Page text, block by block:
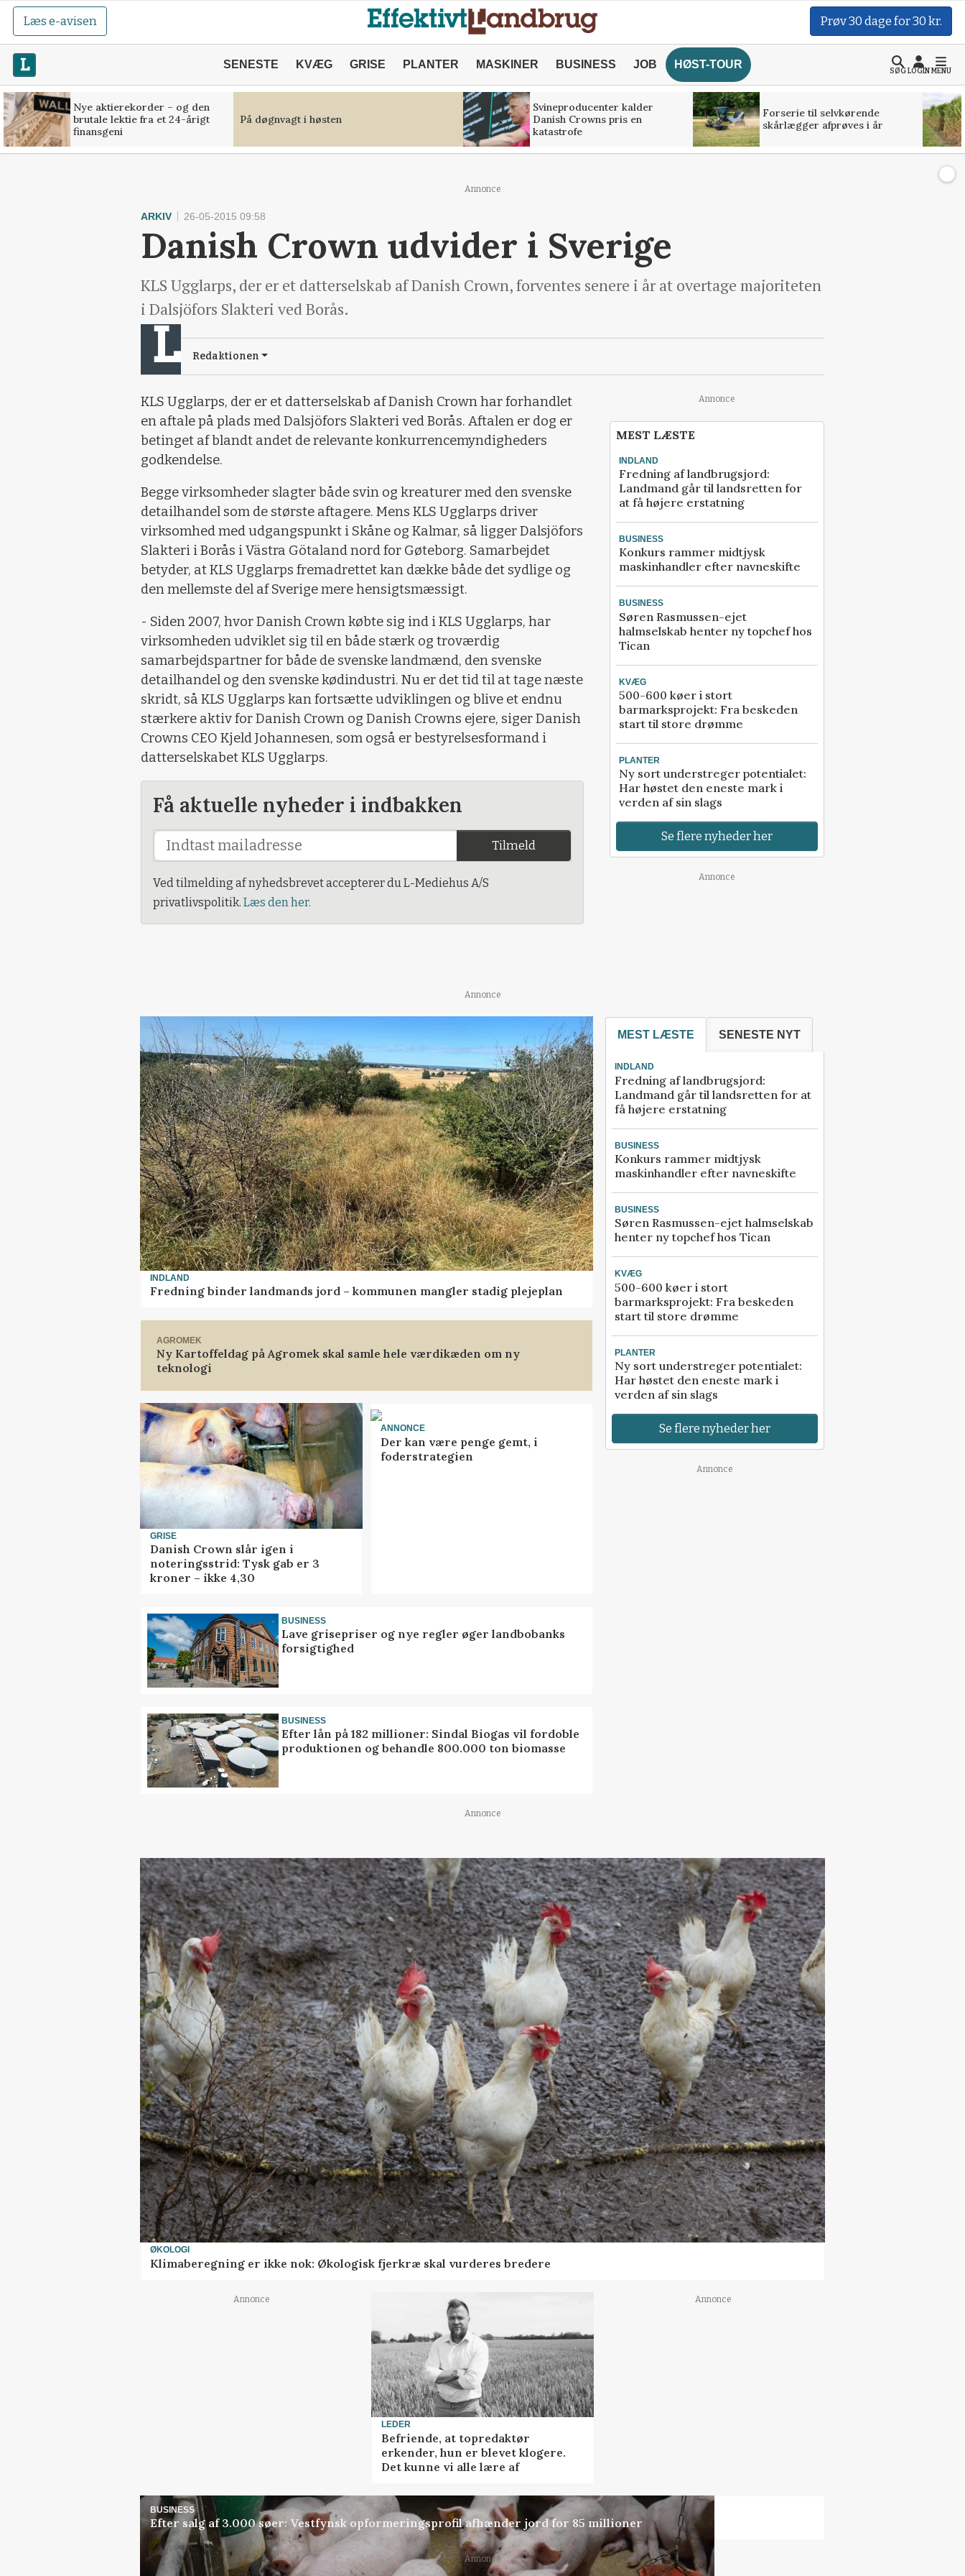
Læs e-avisen Prøv 30 dage for 30 kr.
SENESTE KVÆG GRISE PLANTER MASKINER BUSINESS JOB HØST-TOUR
SØGLOGINMENU
Nye aktierekorder – og den
brutale lektie fra et 24-årigt
finansgeni
På døgnvagt i høsten
Svineproducenter kalder
Danish Crowns pris en
katastrofe
Forserie til selvkørende
skårlægger afprøves i år
Annonce
ARKIV 26-05-2015 09:58
Danish Crown udvider i Sverige
KLS Ugglarps, der er et datterselskab af Danish Crown, forventes senere i år at overtage majoriteten
i Dalsjöfors Slakteri ved Borås.
Redaktionen
KLS Ugglarps, der er et datterselskab af Danish Crown har forhandlet
en aftale på plads med Dalsjöfors Slakteri ved Borås. Aftalen er dog er
betinget af blandt andet de relevante konkurrencemyndigheders
godkendelse.
Begge virksomheder slagter både svin og kreaturer med den svenske
detailhandel som de største aftagere. Mens KLS Ugglarps driver
virksomhed med udgangspunkt i Skåne og Kalmar, så ligger Dalsjöfors
Slakteri i Borås i Västra Götaland nord for Gøteborg. Samarbejdet
betyder, at KLS Ugglarps fremadrettet kan dække både det sydlige og
den mellemste del af Sverige mere hensigtsmæssigt.
- Siden 2007, hvor Danish Crown købte sig ind i KLS Ugglarps, har
virksomheden udviklet sig til en både stærk og troværdig
samarbejdspartner for både de svenske landmænd, den svenske
detailhandel og den svenske kødindustri. Nu er det tid til at tage næste
skridt, så KLS Ugglarps kan fortsætte udviklingen og blive et endnu
stærkere aktiv for Danish Crown og Danish Crowns ejere, siger Danish
Crowns CEO Kjeld Johannesen, som også er bestyrelsesformand i
datterselskabet KLS Ugglarps.
Få aktuelle nyheder i indbakken
Tilmeld
Ved tilmelding af nyhedsbrevet accepterer du L-Mediehus A/S
privatlivspolitik. Læs den her.
Annonce
MEST LÆSTE
INDLAND
Fredning af landbrugsjord:
Landmand går til landsretten for
at få højere erstatning
BUSINESS
Konkurs rammer midtjysk
maskinhandler efter navneskifte
BUSINESS
Søren Rasmussen-ejet
halmselskab henter ny topchef hos
Tican
KVÆG
500-600 køer i stort
barmarksprojekt: Fra beskeden
start til store drømme
PLANTER
Ny sort understreger potentialet:
Har høstet den eneste mark i
verden af sin slags
Se flere nyheder her
Annonce
Annonce
INDLAND
Fredning binder landmands jord – kommunen mangler stadig plejeplan
AGROMEK
Ny Kartoffeldag på Agromek skal samle hele værdikæden om ny
teknologi
GRISE
Danish Crown slår igen i
noteringsstrid: Tysk gab er 3
kroner – ikke 4,30
ANNONCE
Der kan være penge gemt, i
foderstrategien
BUSINESS
Lave grisepriser og nye regler øger landbobanks
forsigtighed
BUSINESS
Efter lån på 182 millioner: Sindal Biogas vil fordoble
produktionen og behandle 800.000 ton biomasse
MEST LÆSTE SENESTE NYT
INDLAND
Fredning af landbrugsjord:
Landmand går til landsretten for at
få højere erstatning
BUSINESS
Konkurs rammer midtjysk
maskinhandler efter navneskifte
BUSINESS
Søren Rasmussen-ejet halmselskab
henter ny topchef hos Tican
KVÆG
500-600 køer i stort
barmarksprojekt: Fra beskeden
start til store drømme
PLANTER
Ny sort understreger potentialet:
Har høstet den eneste mark i
verden af sin slags
Se flere nyheder her
Annonce
Annonce
ØKOLOGI
Klimaberegning er ikke nok: Økologisk fjerkræ skal vurderes bredere
Annonce
LEDER
Befriende, at topredaktør
erkender, hun er blevet klogere.
Det kunne vi alle lære af
Annonce
BUSINESS
Efter salg af 3.000 søer: Vestfynsk opformeringsprofil afhænder jord for 85 millioner
Annonce